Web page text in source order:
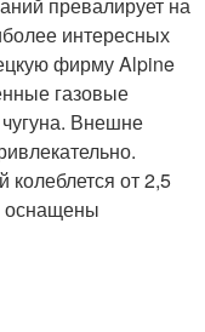
интересных
фирму Alpine
газовые
Внешне
от 2,5
оснащены